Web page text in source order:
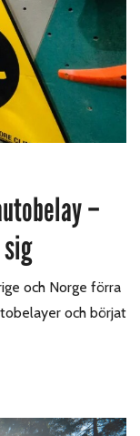
–
och Norge förra
och börjat